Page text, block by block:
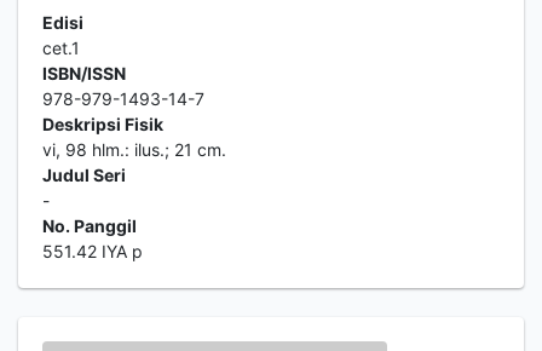
Edisi
cet.1
ISBN/ISSN
978-979-1493-14-7
Deskripsi Fisik
vi, 98 hlm.: ilus.; 21 cm.
Judul Seri
-
No. Panggil
551.42 IYA p